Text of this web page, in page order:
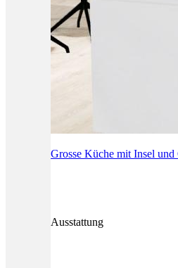
Grosse Küche mit Insel und
Ausstattung